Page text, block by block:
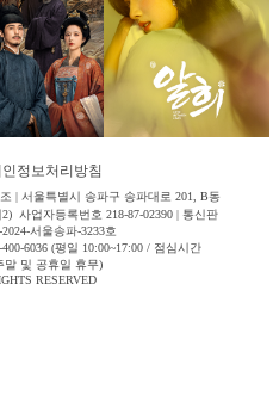
정보처리방침
| 서울특별시 송파구 송파대로 201, B동
사업자등록번호 218-87-02390 | 통신판
서울송파-3233호
6036 (평일 10:00~17:00 / 점심시간
말 및 공휴일 휴무)
RESERVED